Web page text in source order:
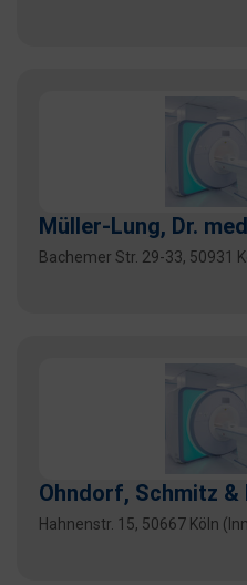
Müller-Lung, Dr.
Bachemer Str. 29-33, 50931
Ohndorf, Schmitz &
Hahnenstr. 15, 50667 Köln